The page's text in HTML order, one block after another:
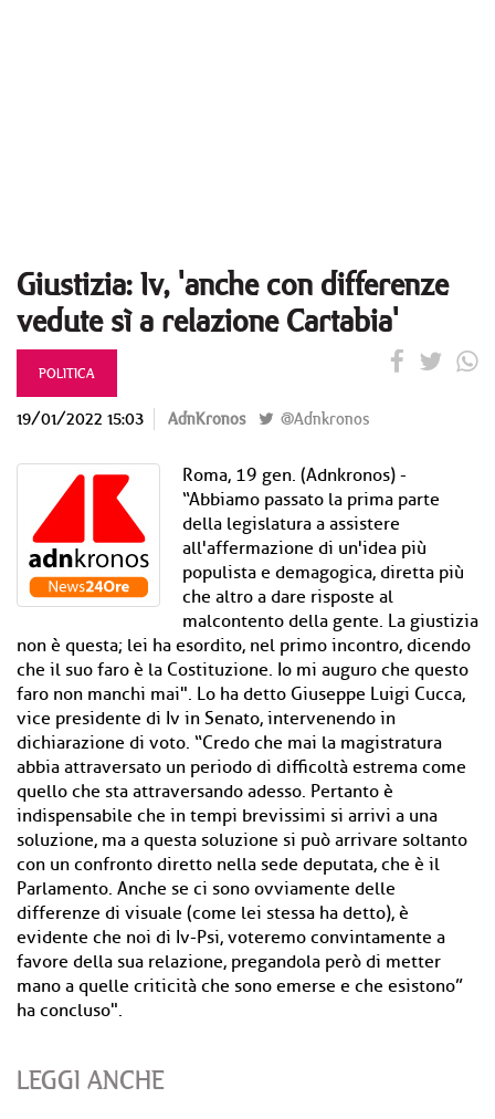
Giustizia: Iv, 'anche con differenze
vedute sì a relazione Cartabia'
POLITICA
19/01/2022 15:03 AdnKronos @Adnkronos
Roma, 19 gen. (Adnkronos) -
“Abbiamo passato la prima parte
della legislatura a assistere
all'affermazione di un'idea più
populista e demagogica, diretta più
che altro a dare risposte al
malcontento della gente. La giustizia
non è questa; lei ha esordito, nel primo incontro, dicendo
che il suo faro è la Costituzione. Io mi auguro che questo
faro non manchi mai". Lo ha detto Giuseppe Luigi Cucca,
vice presidente di Iv in Senato, intervenendo in
dichiarazione di voto. “Credo che mai la magistratura
abbia attraversato un periodo di difficoltà estrema come
quello che sta attraversando adesso. Pertanto è
indispensabile che in tempi brevissimi si arrivi a una
soluzione, ma a questa soluzione si può arrivare soltanto
con un confronto diretto nella sede deputata, che è il
Parlamento. Anche se ci sono ovviamente delle
differenze di visuale (come lei stessa ha detto), è
evidente che noi di Iv-Psi, voteremo convintamente a
favore della sua relazione, pregandola però di metter
mano a quelle criticità che sono emerse e che esistono”
ha concluso".
LEGGI ANCHE